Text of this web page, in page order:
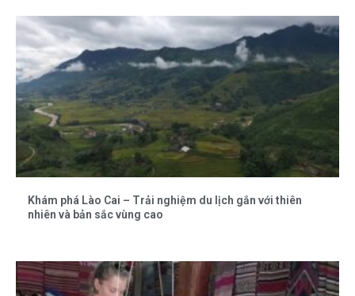
Khám phá Lào Cai – Trải nghiệm du lịch gắn với thiên
nhiên và bản sắc vùng cao